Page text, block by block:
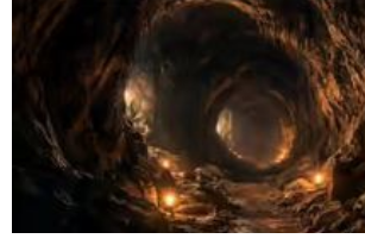
თითქოს
- 12 წლის წინ
ბიჭის დედა
ვიდეოზე
აკეთებს
კატეგორიის ყველა სიახლე